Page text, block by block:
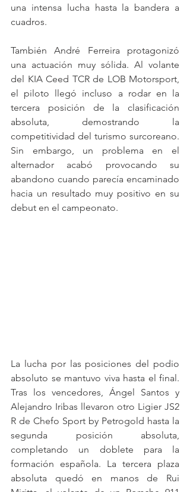
una intensa lucha hasta la bandera a
cuadros.
También André Ferreira protagonizó
una actuación muy sólida. Al volante
del KIA Ceed TCR de LOB Motorsport,
el piloto llegó incluso a rodar en la
tercera posición de la clasificación
absoluta, demostrando la
competitividad del turismo surcoreano.
Sin embargo, un problema en el
alternador acabó provocando su
abandono cuando parecía encaminado
hacia un resultado muy positivo en su
debut en el campeonato.
La lucha por las posiciones del podio
absoluto se mantuvo viva hasta el final.
Tras los vencedores, Ángel Santos y
Alejandro Iribas llevaron otro Ligier JS2
R de Chefo Sport by Petrogold hasta la
segunda posición absoluta,
completando un doblete para la
formación española. La tercera plaza
absoluta quedó en manos de Rui